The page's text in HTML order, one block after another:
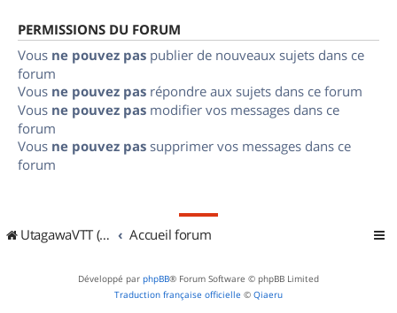
PERMISSIONS DU FORUM
Vous ne pouvez pas publier de nouveaux sujets dans ce
forum
Vous ne pouvez pas répondre aux sujets dans ce forum
Vous ne pouvez pas modifier vos messages dans ce
forum
Vous ne pouvez pas supprimer vos messages dans ce
forum
UtagawaVTT (Randos VTT et VTTAE avec traces GPS) Accueil forum
Développé par phpBB® Forum Software © phpBB Limited
Traduction française officielle © Qiaeru